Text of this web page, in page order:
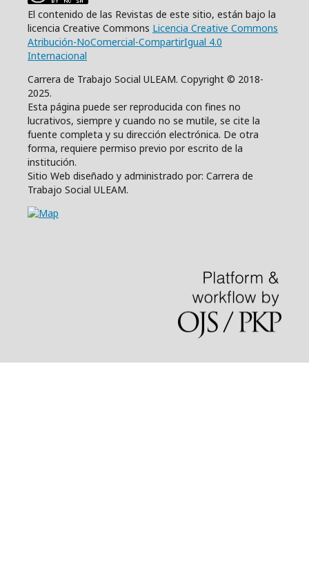
El contenido de las Revistas de este sitio, están bajo la
licencia Creative Commons Licencia Creative Commons
Atribución-NoComercial-CompartirIgual 4.0
Internacional
Carrera de Trabajo Social ULEAM. Copyright © 2018-
2025.
Esta página puede ser reproducida con fines no
lucrativos, siempre y cuando no se mutile, se cite la
fuente completa y su dirección electrónica. De otra
forma, requiere permiso previo por escrito de la
institución.
Sitio Web diseñado y administrado por: Carrera de
Trabajo Social ULEAM.